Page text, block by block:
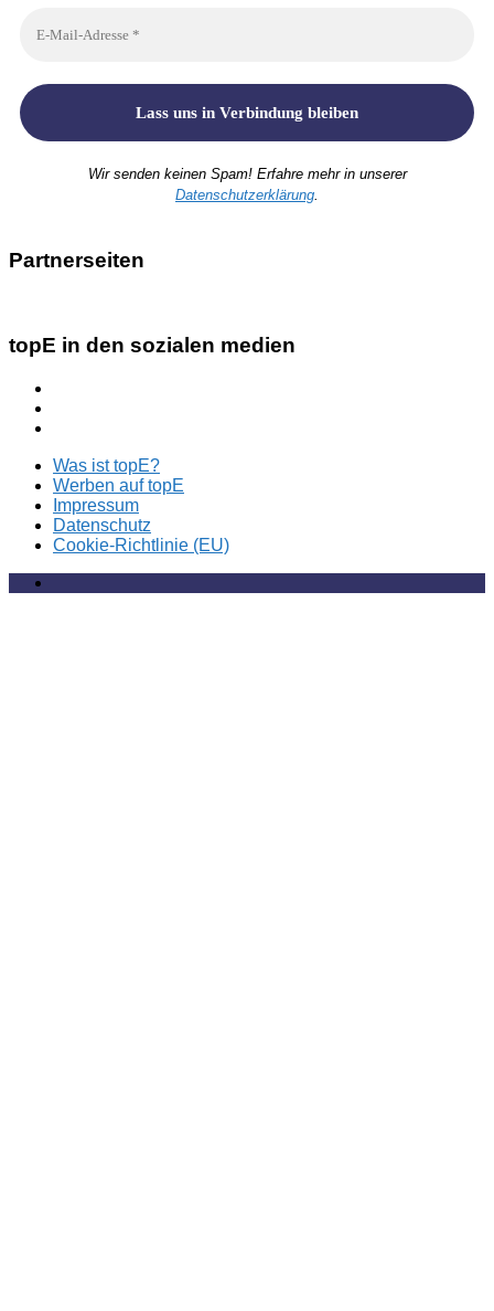
Wir senden keinen Spam! Erfahre mehr in unserer
Datenschutzerklärung.
Partnerseiten
topE in den sozialen medien
Was ist topE?
Werben auf topE
Impressum
Datenschutz
Cookie-Richtlinie (EU)